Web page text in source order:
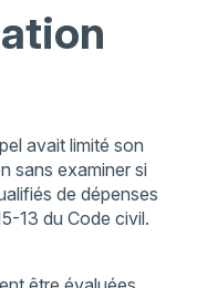
avait limité son
sans examiner si
de dépenses
13 du Code civil.